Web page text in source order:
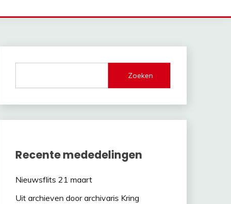
Zoeken
Recente mededelingen
Nieuwsflits 21 maart
Uit archieven door archivaris Kring